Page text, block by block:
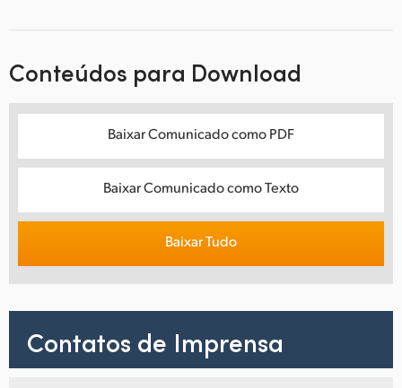
Conteúdos para Download
Baixar Comunicado como PDF
Baixar Comunicado como Texto
Baixar Tudo
Contatos de Imprensa